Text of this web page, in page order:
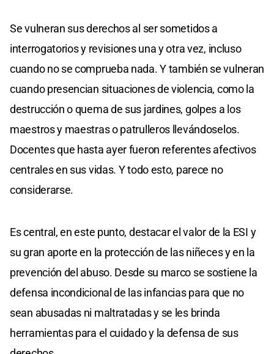
Se vulneran sus derechos al ser sometidos a
interrogatorios y revisiones una y otra vez, incluso
cuando no se comprueba nada. Y también se vulneran
cuando presencian situaciones de violencia, como la
destrucción o quema de sus jardines, golpes a los
maestros y maestras o patrulleros llevándoselos.
Docentes que hasta ayer fueron referentes afectivos
centrales en sus vidas. Y todo esto, parece no
considerarse.
Es central, en este punto, destacar el valor de la ESI y
su gran aporte en la protección de las niñeces y en la
prevención del abuso. Desde su marco se sostiene la
defensa incondicional de las infancias para que no
sean abusadas ni maltratadas y se les brinda
herramientas para el cuidado y la defensa de sus